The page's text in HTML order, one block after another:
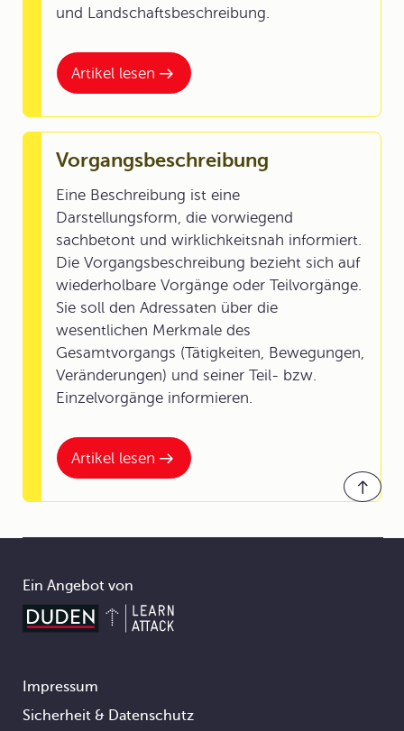
Artikel lesen
und Landschaftsbeschreibung.
Artikel lesen
Vorgangsbeschreibung
Eine Beschreibung ist eine
Darstellungsform, die vorwiegend
sachbetont und wirklichkeitsnah informiert.
Die Vorgangsbeschreibung bezieht sich auf
wiederholbare Vorgänge oder Teilvorgänge.
Sie soll den Adressaten über die
wesentlichen Merkmale des
Gesamtvorgangs (Tätigkeiten, Bewegungen,
Veränderungen) und seiner Teil- bzw.
Einzelvorgänge informieren.
Ein Angebot von
Footer
Impressum
Sicherheit & Datenschutz